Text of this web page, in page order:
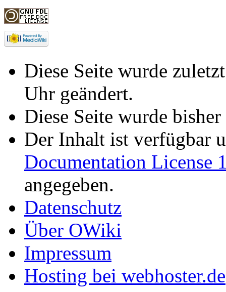
Diese Seite wurde
Uhr geändert.
Diese Seite wurde
Der Inhalt ist verfügbar
Documentation License
angegeben.
Datenschutz
Über OWiki
Impressum
Hosting bei webhoster.de